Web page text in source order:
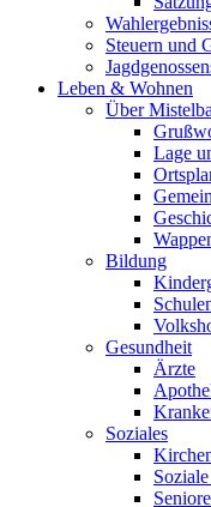
Steuern und
Leben & Wohnen
Über
Lage
Bildung
Gesundheit
Ärzte
Soziales